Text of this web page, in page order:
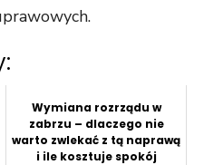
Wymiana rozrządu w
zabrzu – dlaczego nie
warto zwlekać z tą naprawą
i ile kosztuje spokój